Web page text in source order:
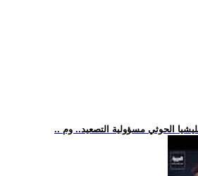
الحوثي مسؤولية التصعيد.. وم